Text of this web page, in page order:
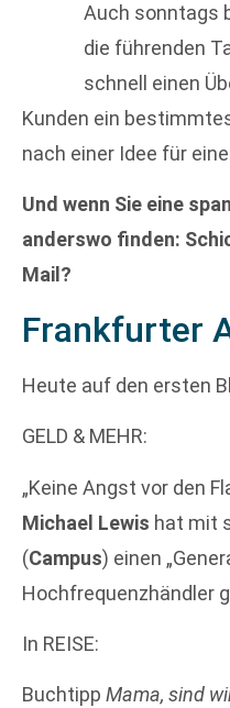
Auch sonntags
die führenden
schnell einen
Kunden ein
nach einer Idee für
Und wenn Sie eine
anderswo finden:
Mail?
Frankfurter
Heute auf den ersten
GELD & MEHR:
„Keine Angst vor den
Michael Lewis hat mit
(Campus) einen
Hochfrequenzhändler
In REISE:
Buchtipp Mama, sind